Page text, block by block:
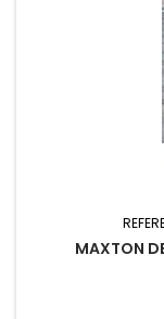
MAXTON